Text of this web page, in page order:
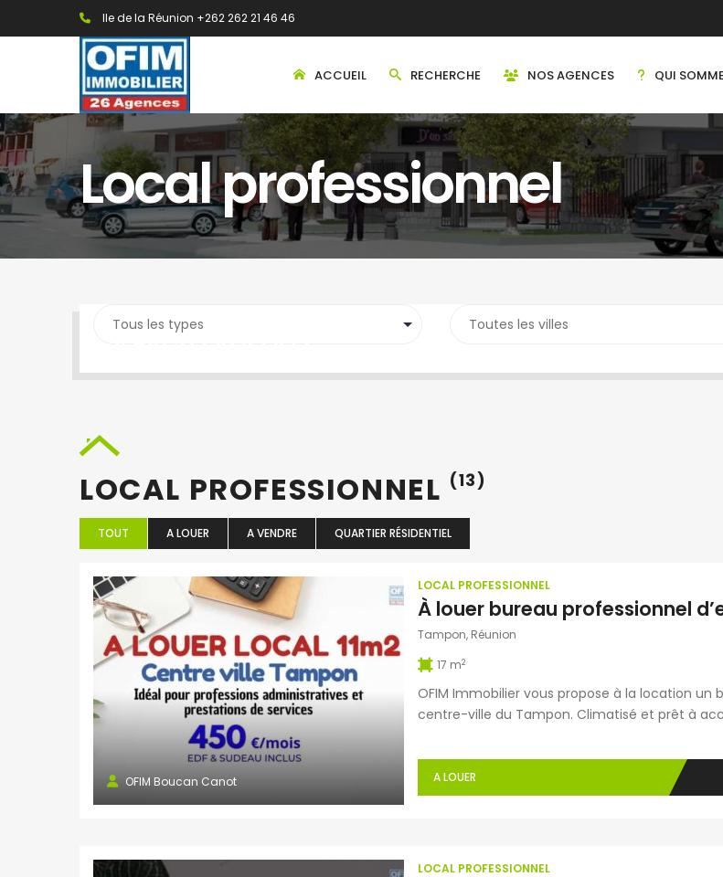
Ile de la Réunion +262 262 21 46 46
ACCUEIL RECHERCHE NOS AGENCES QUI
Local professionnel
SEARCH PROPERTY
LOCAL PROFESSIONNEL (13)
TOUT A LOUER A VENDRE QUARTIER RÉSIDENTIEL
OFIM Boucan Canot
LOCAL PROFESSIONNEL
Tampon, Réunion
17 m2
OFIM Immobilier vous propose à la location un
centre-ville du Tampon. Climatisé et prêt à
Parfait pour une […]
A LOUER
LOCAL PROFESSIONNEL